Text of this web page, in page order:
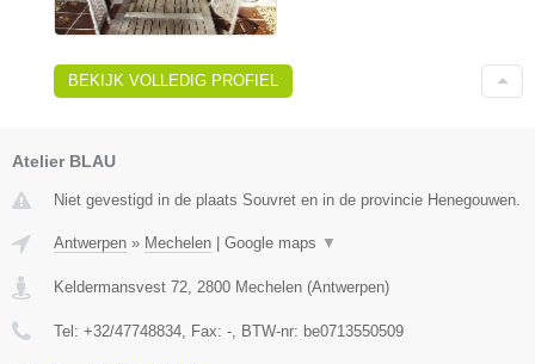
BEKIJK VOLLEDIG PROFIEL
Atelier BLAU
Niet gevestigd in de plaats Souvret en in de provincie Henegouwen.
Antwerpen » Mechelen | Google maps ▼
Keldermansvest 72 2800 Mechelen (Antwerpen)
Tel: +32/47748834 , Fax: - , BTW-nr: be0713550509